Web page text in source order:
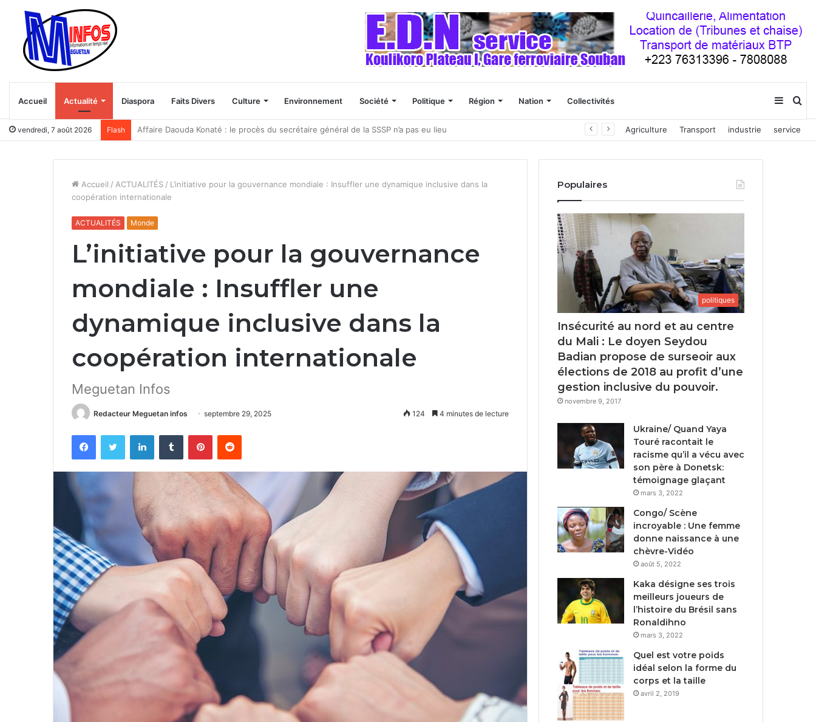
Accueil Actualité Diaspora Faits Divers Culture Environnement Société Politique Région Nation Collectivités
(barre
vendredi, 7 août 2026 Flash Trump veut bloquer le “tourisme des naissances” Agriculture Transport industrie service
Accueil / ACTUALITÉS / L’initiative pour la gouvernance mondiale : Insuffler une dynamique inclusive dans la
coopération internationale
ACTUALITÉS Monde
L’initiative pour la gouvernance
mondiale : Insuffler une
dynamique inclusive dans la
coopération internationale
Meguetan Infos
Redacteur Meguetan infos septembre 29, 2025 124 4 minutes de lecture
Populaires
politiques
Insécurité au nord et au centre
du Mali : Le doyen Seydou
Badian propose de surseoir aux
élections de 2018 au profit d’une
gestion inclusive du pouvoir.
novembre 9, 2017
Ukraine/ Quand Yaya
Touré racontait le
racisme qu’il a vécu avec
son père à Donetsk:
témoignage glaçant
mars 3, 2022
Congo/ Scène
incroyable : Une femme
donne naissance à une
chèvre-Vidéo
août 5, 2022
Kaka désigne ses trois
meilleurs joueurs de
l’histoire du Brésil sans
Ronaldihno
mars 3, 2022
Quel est votre poids
idéal selon la forme du
corps et la taille
avril 2, 2019